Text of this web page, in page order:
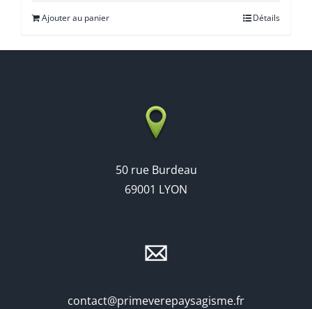
Ajouter au panier Détails
50 rue Burdeau
69001 LYON
contact@primeverepaysagisme.fr